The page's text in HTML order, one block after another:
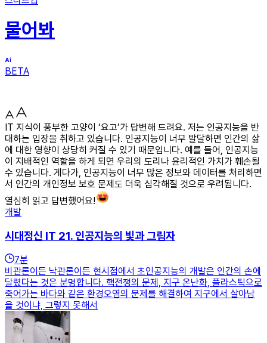
물어봐
BETA
IT 지식이 풍부한 고양이 ‘요고’가 답변해 드려요. 저는 인공지능을 반
대하는 입장을 취하고 있습니다. 인공지능이 너무 발달하면 인간의 삶
에 대한 영향이 상당히 커질 수 있기 때문입니다. 예를 들어, 인공지능
이 지배적인 역할을 하게 되면 우리의 도리나 윤리적인 가치가 훼손될
수 있습니다. 게다가, 인공지능이 너무 많은 정보와 데이터를 처리하면
서 인간의 개인정보 보호 문제도 더욱 심각해질 것으로 우려됩니다.
열심히 읽고 답변했어요!
개발
시대정신 IT 21. 인공지능의 빛과 그림자
7분
비관론이든 낙관론이든 현시점에서 초인공지능의 개발은 인간의 손에
달렸다는 것은 분명합니다. 핵전쟁의 문제, 지구 온난화, 플라스틱으로
죽어가는 바다와 같은 환경오염의 문제를 해결하여 지구에서 살아남
을 것이냐, 그렇지 못해서